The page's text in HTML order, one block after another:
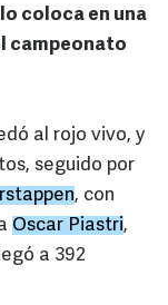
coloca en una
campeonato
al rojo vivo, y
seguido por
, con
Oscar Piastri,
a 392